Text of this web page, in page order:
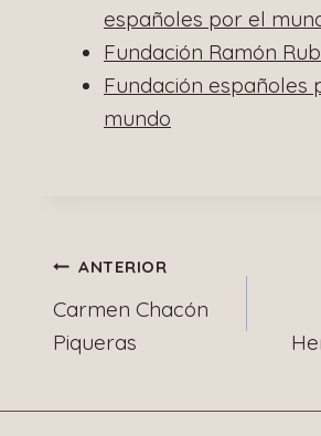
españoles por el
Fundación Ramón
Fundación españoles
mundo
Navegación
de
ANTERIOR
Carmen Chacón
Piqueras